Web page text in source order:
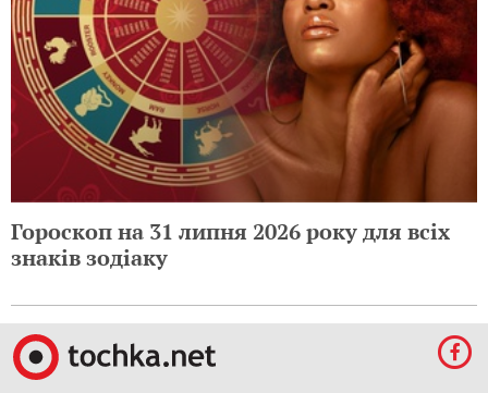
Гороскоп на 31 липня 2026 року для всіх
знаків зодіаку